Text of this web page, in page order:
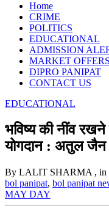
Home
CRIME
POLITICS
EDUCATIONAL
ADMISSION
MARKET OFFERS
DIPRO PANIPAT
CONTACT US
EDUCATIONAL
भविष्य की नींव रखने
योगदान : अतुल जैन
By LALIT SHARMA ,
bol panipat, bol panipat
MAY DAY